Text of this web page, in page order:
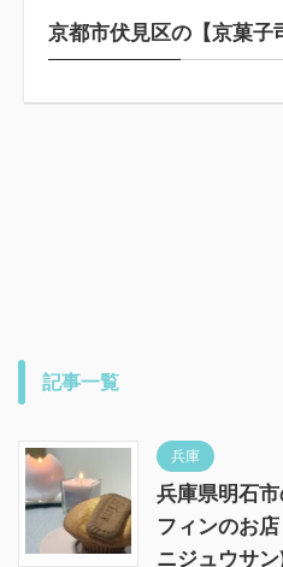
京都市伏見区の【京菓子
記事一覧
兵庫
兵庫県明石
フィンのお
ニジュウサ